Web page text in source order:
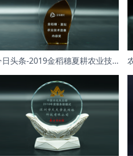
今日头条-2019金稻穗夏耕农业技术普惠内容奖”